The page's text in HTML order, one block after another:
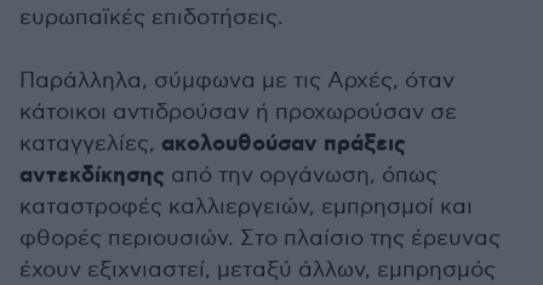
ευρωπαϊκές επιδοτήσεις.
Παράλληλα, σύμφωνα με τις Αρχές, όταν
κάτοικοι αντιδρούσαν ή προχωρούσαν σε
καταγγελίες, ακολουθούσαν πράξεις
αντεκδίκησης από την οργάνωση, όπως
καταστροφές καλλιεργειών, εμπρησμοί και
φθορές περιουσιών. Στο πλαίσιο της έρευνας
έχουν εξιχνιαστεί, μεταξύ άλλων, εμπρησμός